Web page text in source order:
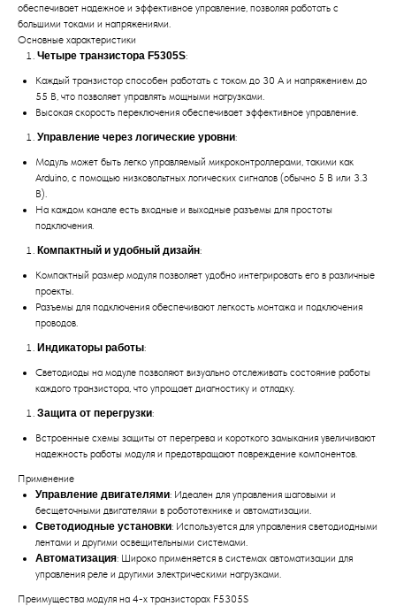
обеспечивает надежное и эффективное управление, позволяя работать с
большими токами и напряжениями.
Основные характеристики
Четыре транзистора F5305S:
Каждый транзистор способен работать с током до 30 А и напряжением до
55 В, что позволяет управлять мощными нагрузками.
Высокая скорость переключения обеспечивает эффективное управление.
Управление через логические уровни:
Модуль может быть легко управляемый микроконтроллерами, такими как
Arduino, с помощью низковольтных логических сигналов (обычно 5 В или 3.3
В).
На каждом канале есть входные и выходные разъемы для простоты
подключения.
Компактный и удобный дизайн:
Компактный размер модуля позволяет удобно интегрировать его в различные
проекты.
Разъемы для подключения обеспечивают легкость монтажа и подключения
проводов.
Индикаторы работы:
Светодиоды на модуле позволяют визуально отслеживать состояние работы
каждого транзистора, что упрощает диагностику и отладку.
Защита от перегрузки:
Встроенные схемы защиты от перегрева и короткого замыкания увеличивают
надежность работы модуля и предотвращают повреждение компонентов.
Применение
Управление двигателями: Идеален для управления шаговыми и
бесщеточными двигателями в робототехнике и автоматизации.
Светодиодные установки: Используется для управления светодиодными
лентами и другими освещительными системами.
Автоматизация: Широко применяется в системах автоматизации для
управления реле и другими электрическими нагрузками.
Преимущества модуля на 4-х транзисторах F5305S